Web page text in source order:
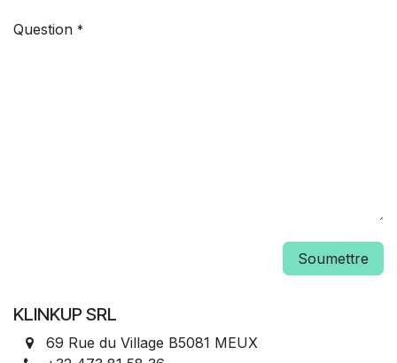
Question *
Soumettre
KLINKUP SRL
69 Rue du Village B5081 MEUX